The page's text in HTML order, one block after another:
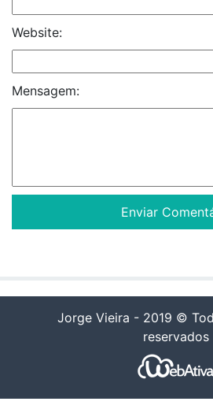
Website:
Mensagem:
Jorge Vieira - 2019 ©
reservados